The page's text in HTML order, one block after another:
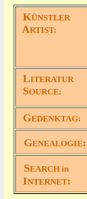
KÜNSTLER
ARTIST:
LITERATUR
SOURCE:
GEDENKTAG:
GENEALOGIE:
SEARCH in
INTERNET: